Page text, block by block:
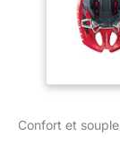
Confort et